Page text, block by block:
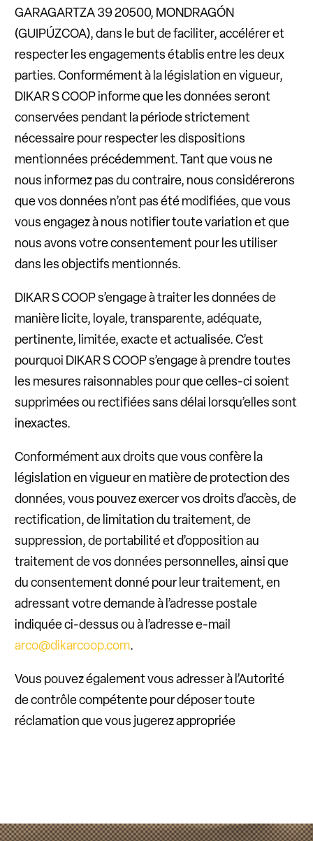
GARAGARTZA 39 20500, MONDRAGÓN
(GUIPÚZCOA), dans le but de faciliter, accélérer et
respecter les engagements établis entre les deux
parties. Conformément à la législation en vigueur,
DIKAR S COOP informe que les données seront
conservées pendant la période strictement
nécessaire pour respecter les dispositions
mentionnées précédemment. Tant que vous ne
nous informez pas du contraire, nous considérerons
que vos données n’ont pas été modifiées, que vous
vous engagez à nous notifier toute variation et que
nous avons votre consentement pour les utiliser
dans les objectifs mentionnés.
DIKAR S COOP s’engage à traiter les données de
manière licite, loyale, transparente, adéquate,
pertinente, limitée, exacte et actualisée. C’est
pourquoi DIKAR S COOP s’engage à prendre toutes
les mesures raisonnables pour que celles-ci soient
supprimées ou rectifiées sans délai lorsqu’elles sont
inexactes.
Conformément aux droits que vous confère la
législation en vigueur en matière de protection des
données, vous pouvez exercer vos droits d’accès, de
rectification, de limitation du traitement, de
suppression, de portabilité et d’opposition au
traitement de vos données personnelles, ainsi que
du consentement donné pour leur traitement, en
adressant votre demande à l’adresse postale
indiquée ci-dessus ou à l’adresse e-mail
arco@dikarcoop.com.
Vous pouvez également vous adresser à l’Autorité
de contrôle compétente pour déposer toute
réclamation que vous jugerez appropriée